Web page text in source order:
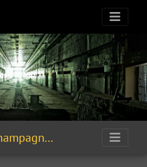
Soirée champagne en apesanteur